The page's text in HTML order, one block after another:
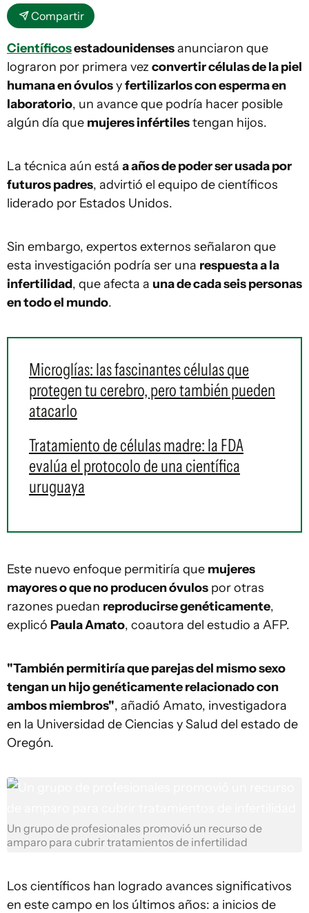
Compartir
Científicosestadounidensesanunciaron que
lograron por primera vez convertir células de la piel
humana en óvulosyfertilizarlos con esperma en
laboratorio, un avance que podría hacer posible
algún día que mujeres infértilestengan hijos.
La técnica aún está a años de poder ser usada por
futuros padres, advirtió el equipo de científicos
liderado por Estados Unidos.
Sin embargo, expertos externos señalaron que
esta investigación podría ser una respuesta a la
infertilidad, que afecta a una de cada seis personas
en todo el mundo.
Microglías: las fascinantes células que
protegen tu cerebro, pero también pueden
atacarlo
Tratamiento de células madre: la FDA
evalúa el protocolo de una científica
uruguaya
Este nuevo enfoque permitiría que mujeres
mayores o que no producen óvulos por otras
razones puedan reproducirse genéticamente,
explicó Paula Amato, coautora del estudio a AFP.
"También permitiría que parejas del mismo sexo
tengan un hijo genéticamente relacionado con
ambos miembros", añadió Amato, investigadora
en la Universidad de Ciencias y Salud del estado de
Oregón.
Un grupo de profesionales promovió un recurso de
amparo para cubrir tratamientos de infertilidad
Los científicos han logrado avances significativos
en este campo en los últimos años: a inicios de